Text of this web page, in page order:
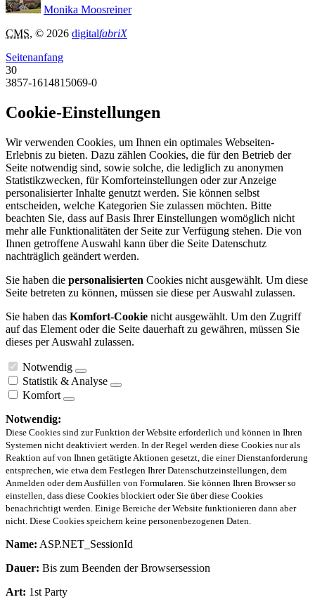
Monika Moosreiner
CMS, © 2026 digitalfabriX
Seitenanfang
30
3857-1614815069-0
Cookie-Einstellungen
Wir verwenden Cookies, um Ihnen ein optimales Webseiten-
Erlebnis zu bieten. Dazu zählen Cookies, die für den Betrieb der
Seite notwendig sind, sowie solche, die lediglich zu anonymen
Statistikzwecken, für Komforteinstellungen oder zur Anzeige
personalisierter Inhalte genutzt werden. Sie können selbst
entscheiden, welche Kategorien Sie zulassen möchten. Bitte
beachten Sie, dass auf Basis Ihrer Einstellungen womöglich nicht
mehr alle Funktionalitäten der Seite zur Verfügung stehen. Die von
Ihnen getroffene Auswahl kann über die Seite Datenschutz
nachträglich geändert werden.
Sie haben die personalisierten Cookies nicht ausgewählt. Um diese
Seite betreten zu können, müssen sie diese per Auswahl zulassen.
Sie haben das Komfort-Cookie nicht ausgewählt. Um den Zugriff
auf das Element oder die Seite dauerhaft zu gewähren, müssen Sie
dieses per Auswahl zulassen.
Notwendig
Statistik & Analyse
Komfort
Notwendig:
Diese Cookies sind zur Funktion der Website erforderlich und können in Ihren
Systemen nicht deaktiviert werden. In der Regel werden diese Cookies nur als
Reaktion auf von Ihnen getätigte Aktionen gesetzt, die einer Dienstanforderung
entsprechen, wie etwa dem Festlegen Ihrer Datenschutzeinstellungen, dem
Anmelden oder dem Ausfüllen von Formularen. Sie können Ihren Browser so
einstellen, dass diese Cookies blockiert oder Sie über diese Cookies
benachrichtigt werden. Einige Bereiche der Website funktionieren dann aber
nicht. Diese Cookies speichern keine personenbezogenen Daten.
Name: ASP.NET_SessionId
Dauer: Bis zum Beenden der Browsersession
Art: 1st Party